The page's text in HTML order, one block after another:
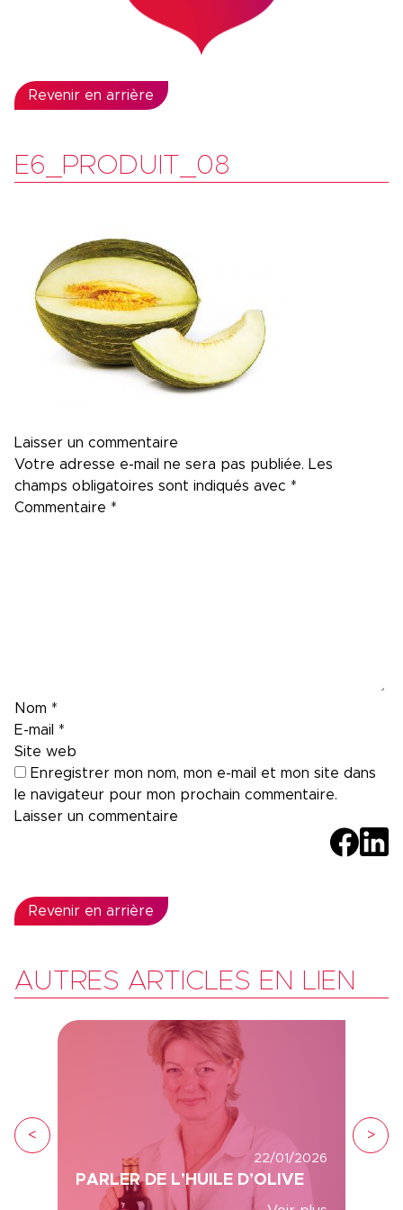
Revenir en arrière
E6_PRODUIT_08
Laisser un commentaire
Votre adresse e-mail ne sera pas publiée. Les
champs obligatoires sont indiqués avec *
Commentaire *
Nom *
E-mail *
Site web
Enregistrer mon nom, mon e-mail et mon site dans
le navigateur pour mon prochain commentaire.
Revenir en arrière
AUTRES ARTICLES EN LIEN
22/01/2026
PARLER DE L’HUILE D’OLIVE
< >